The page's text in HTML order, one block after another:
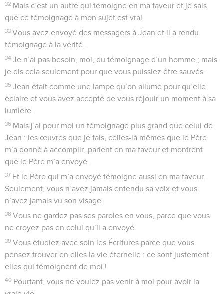
32 Mais c’est un autre qui témoigne en ma faveur et je sais
que ce témoignage à mon sujet est vrai.
33 Vous avez envoyé des messagers à Jean et il a rendu
témoignage à la vérité.
34 Je n’ai pas besoin, moi, du témoignage d’un homme ; mais
je dis cela seulement pour que vous puissiez être sauvés.
35 Jean était comme une lampe qu’on allume pour qu’elle
éclaire et vous avez accepté de vous réjouir un moment à sa
lumière.
36 Mais j’ai pour moi un témoignage plus grand que celui de
Jean : les œuvres que je fais, celles-là mêmes que le Père
m’a donné à accomplir, parlent en ma faveur et montrent
que le Père m’a envoyé.
37 Et le Père qui m’a envoyé témoigne aussi en ma faveur.
Seulement, vous n’avez jamais entendu sa voix et vous
n’avez jamais vu son visage.
38 Vous ne gardez pas ses paroles en vous, parce que vous
ne croyez pas en celui qu’il a envoyé.
39 Vous étudiez avec soin les Écritures parce que vous
pensez trouver en elles la vie éternelle : ce sont justement
elles qui témoignent de moi !
40 Pourtant, vous ne voulez pas venir à moi pour avoir la